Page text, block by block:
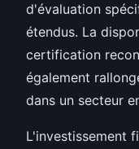
d'évaluation
étendus. La
certification
également
dans un secteur
L'investissement